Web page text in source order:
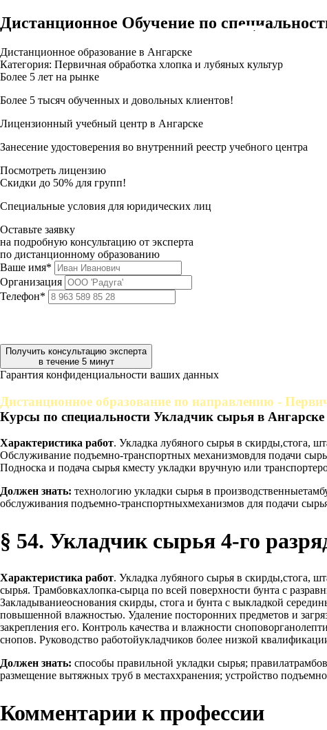
Дистанционное Обучение по
Дистанционное образование в Ангарске
Категория: Первичная обработка хлопка и лубяных культур
Более 5 лет на рынке
Более 5 тысяч обученных и довольных клиентов!
Лицензионный учебный центр в Ангарске
Занесение удостоверения во внутренний реестр учебного центра
Посмотреть лицензию
Скидки до 50% для групп!
Специальные условия для юридических лиц
Оставьте заявку
на подробную консультацию от эксперта
по дистанционному образованию
Ваше имя*
Организация
Телефон*
Получить консультацию эксперта
в течение 5 минут
Гарантия конфиденциальности ваших данных
Дистанционное образование по направлению -
Курсы по специальности Укладчик сырья в Ангарске
Характеристика работ. Укладка лубяного сырья в скирды,стога,
Обслуживание подъемно-транспортных механизмовдля подачи
Подноска и подача сырья кместу укладки вручную или
Должен знать: технологию укладки сырья в
обслуживания подъемно-транспортныхмеханизмов для подачи
§ 54. Укладчик сырья 4-го
Характеристика работ. Укладка лубяного сырья в скирды,стога,
сырья. Трамбовкахлопка-сырца по всей поверхности бунта с
Закладываниеоснования скирды, стога и бунта с выкладкой
повышенной влажностью. Удаление посторонних предметов и
закрепления его. Контроль качества и влажности
снопов. Руководство работойукладчиков более низкой
Должен знать: способы правильной укладки сырья;
размещение вытяжных труб в местаххранения; устройство
Комментарии к профессии